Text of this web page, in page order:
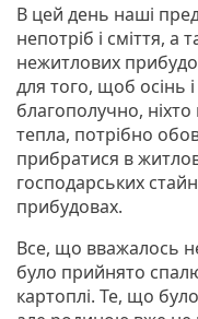
В цей день наші
непотріб і сміття, а
нежитлових
для того, щоб осінь
благополучно, ніхто
тепла, потрібно
прибратися в
господарських
прибудовах.
Все, що вважалось
було прийнято
картоплі. Те, що